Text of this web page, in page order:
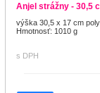
Anjel strážny - 30,5
výška 30,5 x 17 cm
Hmotnosť: 1010 g
s DPH